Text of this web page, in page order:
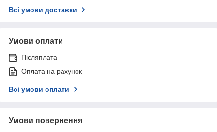
Всі умови доставки
Умови оплати
Післяплата
Оплата на рахунок
Всі умови оплати
Умови повернення